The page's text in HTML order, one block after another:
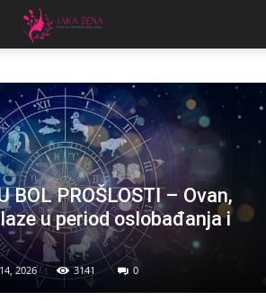
BOL PROŠLOSTI – Ovan,
u period oslobađanja i
2026 3141 0